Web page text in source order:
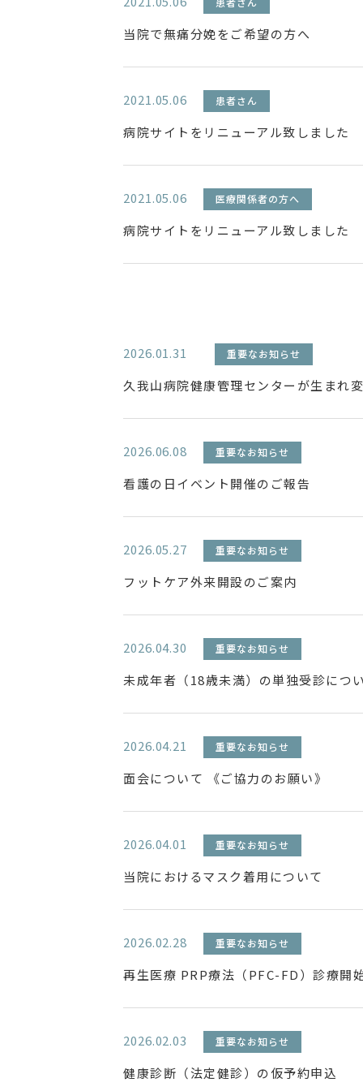
当院で無痛分娩をご希望の方へ
2021.05.06 患者さん
病院サイトをリニューアル致しました
2021.05.06 医療関係者の方へ
病院サイトをリニューアル致しました
2026.01.31 重要なお知らせ
久我山病院健康管理センターが生まれ変
2026.06.08 重要なお知らせ
看護の日イベント開催のご報告
2026.05.27 重要なお知らせ
フットケア外来開設のご案内
2026.04.30 重要なお知らせ
未成年者（18歳未満）の単独受診につ
2026.04.21 重要なお知らせ
面会について 《ご協力のお願い》
2026.04.01 重要なお知らせ
当院におけるマスク着用について
2026.02.28 重要なお知らせ
再生医療 PRP療法（PFC-FD）診療開
2026.02.03 重要なお知らせ
健康診断（法定健診）の仮予約申込